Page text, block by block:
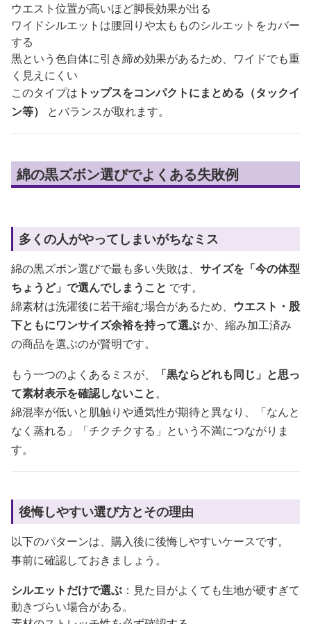
ウエスト位置が高いほど脚長効果が出る
ワイドシルエットは腰回りや太もものシルエットをカバー
する
黒という色自体に引き締め効果があるため、ワイドでも重
く見えにくい
このタイプは トップスをコンパクトにまとめる（タックイ
ン等）
とバランスが取れます。
綿の黒ズボン選びでよくある失敗例
多くの人がやってしまいがちなミス
綿の黒ズボン選びで最も多い失敗は、 サイズを「今の体型
ちょうど」で選んでしまうこと です。
綿素材は洗濯後に若干縮む場合があるため、 ウエスト・股
下ともにワンサイズ余裕を持って選ぶか、縮み加工済み
の商品を選ぶのが賢明です。
もう一つのよくあるミスが、
「黒ならどれも同じ」と思っ
て素材表示を確認しないこと。
綿混率が低いと肌触りや通気性が期待と異なり、「なんと
なく蒸れる」「チクチクする」という不満につながりま
す。
後悔しやすい選び方とその理由
以下のパターンは、購入後に後悔しやすいケースです。
事前に確認しておきましょう。
シルエットだけで選ぶ ：見た目がよくても生地が硬すぎて
動きづらい場合がある。